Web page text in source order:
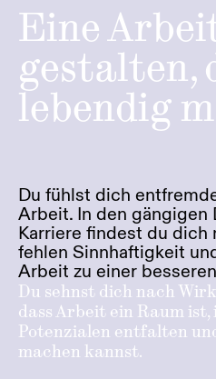
Eine
gestalten,
lebendig
Du fühlst dich
Arbeit. In den gängigen
Karriere findest du dich
fehlen Sinnhaftigkeit
Arbeit zu einer
Du sehnst dich nach
dass Arbeit ein Raum ist,
Potenzialen entfalten
machen kannst.